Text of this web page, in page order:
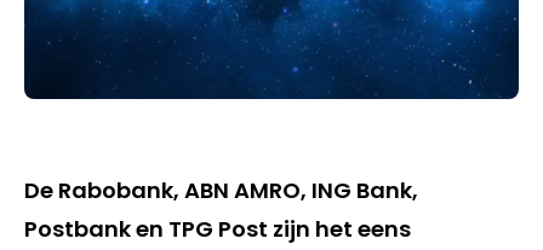
De Rabobank, ABN AMRO, ING Bank,
Postbank en TPG Post zijn het eens